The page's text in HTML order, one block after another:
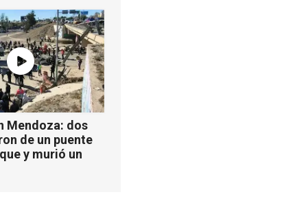
Mendoza: dos
de un puente
y murió un